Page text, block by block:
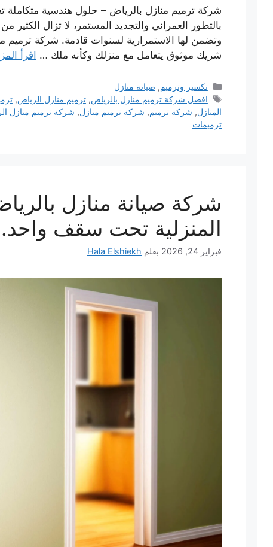
شركة ترميم منازل بالرياض – حلول هندسية متكاملة
بالتطور العمراني والتجديد المستمر، لا تزال الكثير
وتضمن لها الاستمرارية لسنوات قادمة. شركة
شريك موثوق يتعامل مع منزلك وكأنه ملك …
اقرأ
التصنيفات
تكسير وترميم, صيانة منازل
الوسوم
افضل شركة ترميم منازل بالرياض,ترميم منازل الرياض,
المنازل, شركة ترميم, شركة ترميم منازل, شركة ترميم منازل
ترميمات
شركة صيانة منازل
المنزلية تحت سقف
فبراير 24, 2026 بقلم Hala Elshiekh